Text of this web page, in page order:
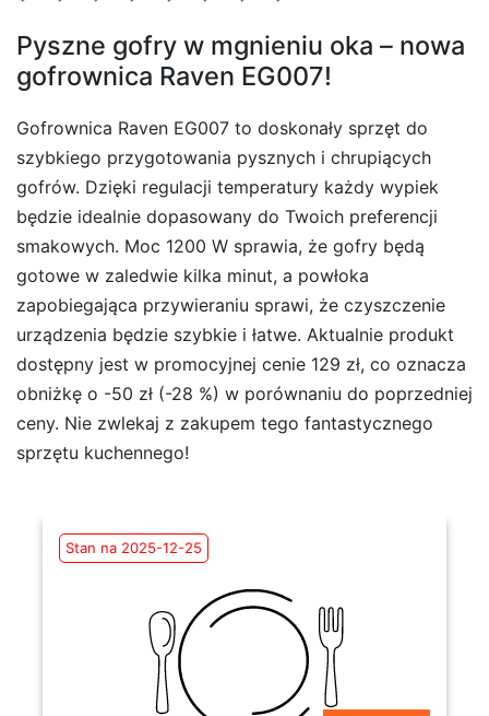
Pyszne gofry w mgnieniu oka – nowa
gofrownica Raven EG007!
Gofrownica Raven EG007 to doskonały sprzęt do
szybkiego przygotowania pysznych i chrupiących
gofrów. Dzięki regulacji temperatury każdy wypiek
będzie idealnie dopasowany do Twoich preferencji
smakowych. Moc 1200 W sprawia, że gofry będą
gotowe w zaledwie kilka minut, a powłoka
zapobiegająca przywieraniu sprawi, że czyszczenie
urządzenia będzie szybkie i łatwe. Aktualnie produkt
dostępny jest w promocyjnej cenie 129 zł, co oznacza
obniżkę o -50 zł (-28 %) w porównaniu do poprzedniej
ceny. Nie zwlekaj z zakupem tego fantastycznego
sprzętu kuchennego!
Stan na 2025-12-25